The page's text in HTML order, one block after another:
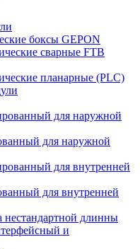
боксы GEPON
сварные FTB
планарные (PLC)
для наружной
для наружной
для внутренней
для внутренней
нестандартной длинны
и